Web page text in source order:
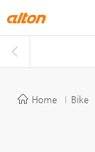
Home Bike